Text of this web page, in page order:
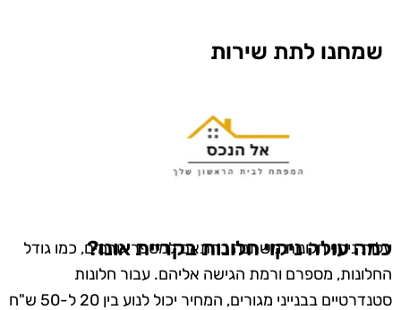
שמחנו לתת שירות
כמה עולה ניקוי חלונות בקריית אונו?
עלות ניקוי חלונות משתנה בהתאם למספר גורמים, כמו גודל
החלונות, מספרם ורמת הגישה אליהם. עבור חלונות
סטנדרטיים בבנייני מגורים, המחיר יכול לנוע בין 20 ל-50 ש"ח